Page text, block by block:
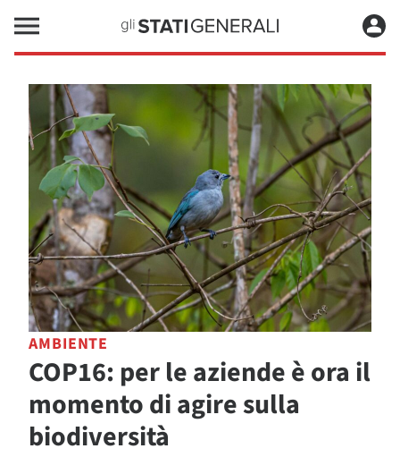
AMBIENTE
COP16: per le aziende è ora il
momento di agire sulla
biodiversità